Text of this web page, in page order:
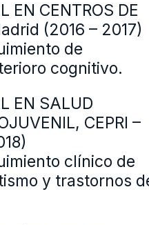
EN CENTROS DE
(2016 – 2017)
de
cognitivo.
EN SALUD
CEPRI –
clínico de
y trastornos